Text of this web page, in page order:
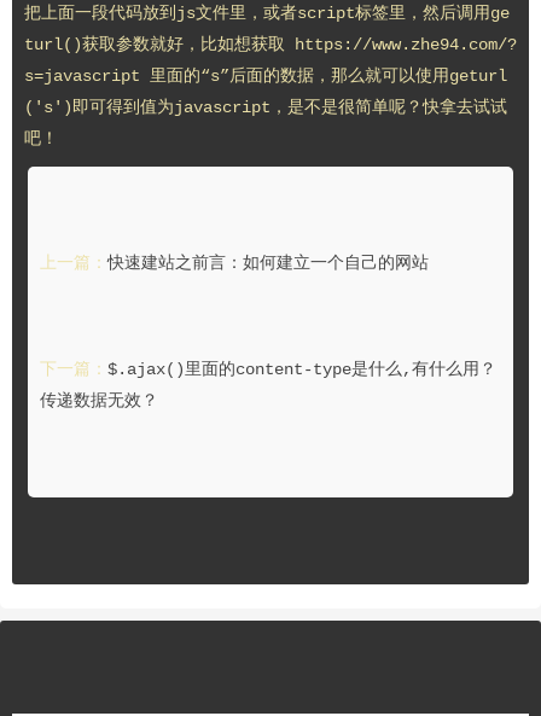
把上面一段代码放到js文件里，或者script标签里，然后调用ge
turl()获取参数就好，比如想获取 https://www.zhe94.com/?
s=javascript 里面的“s”后面的数据，那么就可以使用geturl
('s')即可得到值为javascript，是不是很简单呢？快拿去试试
吧！
上一篇：快速建站之前言：如何建立一个自己的网站
下一篇： $.ajax()里面的content-type是什么,有什么用？
传递数据无效？